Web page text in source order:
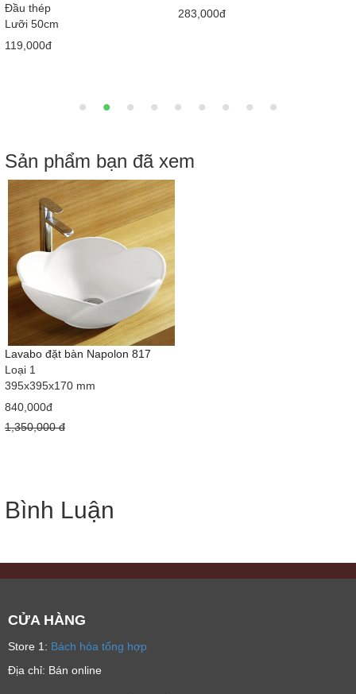
58,000đ
710x380x630 mm
Sản phẩm bạn đã xem
Lavabo đặt bàn Napolon 817
Loại 1
395x395x170 mm
840,000đ
1,350,000 đ
Bình Luận
CỬA HÀNG
Store 1: Bách hóa tổng hợp
Địa chỉ: Bán online